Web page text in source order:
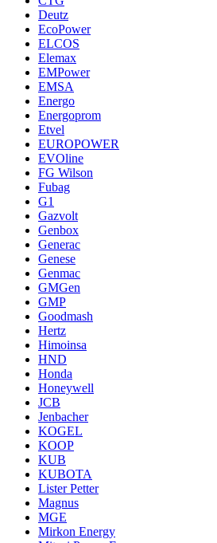
Deutz
EcoPower
ELCOS
Elemax
EMPower
EMSA
Energo
Energoprom
Etvel
EUROPOWER
EVOline
FG Wilson
Fubag
G1
Gazvolt
Genbox
Generac
Genese
Genmac
GMGen
GMP
Goodmash
Hertz
Himoinsa
HND
Honda
Honeywell
JCB
Jenbacher
KOGEL
KOOP
KUB
KUBOTA
Lister Petter
Magnus
MGE
Mirkon Energy